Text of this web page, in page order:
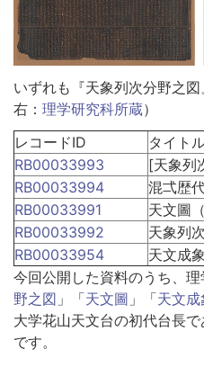
いずれも『天象列次分野之図
右： 理学研究科所蔵）
レコードID
タイト
RB00033993
[天象列
RB00033994
混弌歴
RB00033991
天文圖
RB00033992
天象列
RB00033954
天文成象
今回公開した資料のうち、
野之図 」「天文圖 」「天文成
大学花山天文台の初代台長
です。